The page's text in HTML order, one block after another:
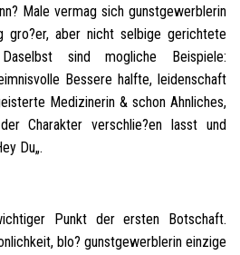
Male vermag sich gunstgewerblerin
gro?er, aber nicht selbige gerichtete
sind mogliche Beispiele:
Bessere halfte, leidenschaft
Medizinerin & schon Ahnliches,
Charakter verschlie?en lasst und
Du„.
Punkt der ersten Botschaft.
blo? gunstgewerblerin einzige